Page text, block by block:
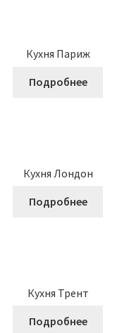
Кухня Париж
Подробнее
Кухня Лондон
Подробнее
Кухня Трент
Подробнее